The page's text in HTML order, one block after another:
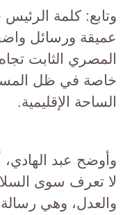
وتابع: كلمة
عميقة ورسائل
المصري الثابت
خاصة في ظل
الساحة الإقليمية.
وأوضح عبد
لا تعرف سوى
والعدل، وهي